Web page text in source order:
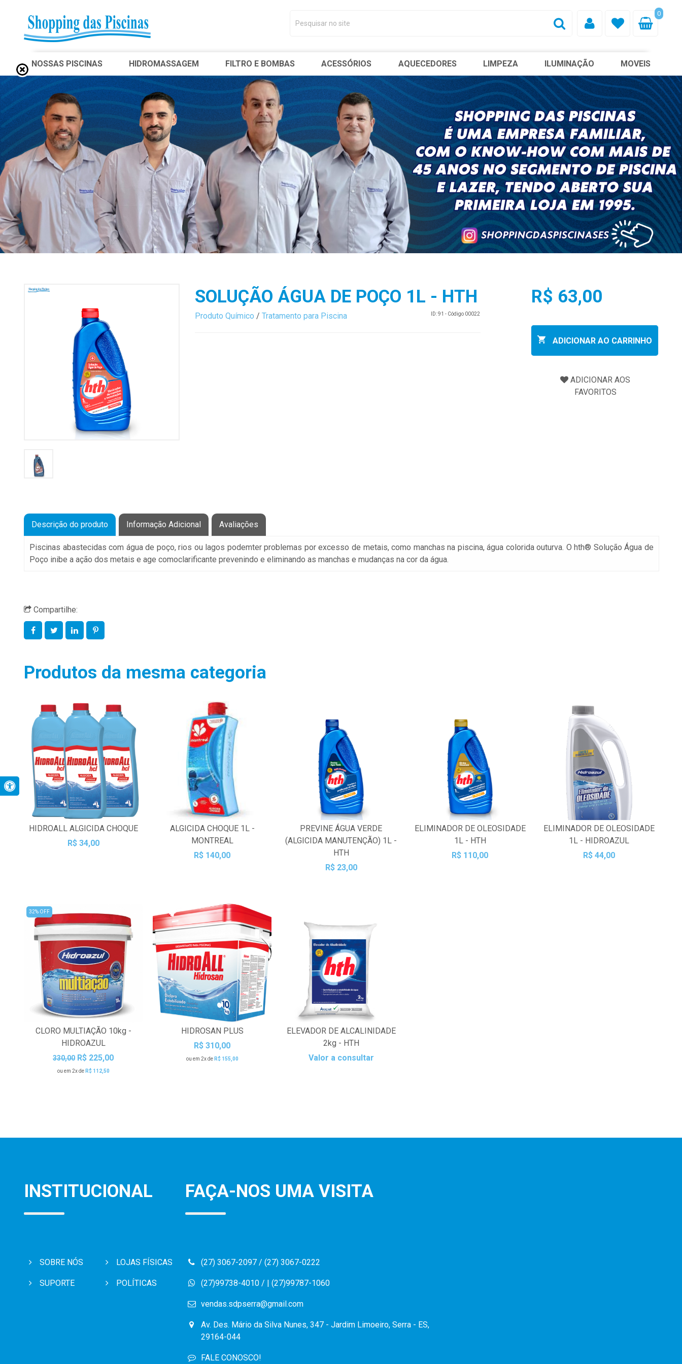
0
NOSSAS PISCINAS HIDROMASSAGEM FILTRO E BOMBAS ACESSÓRIOS AQUECEDORES LIMPEZA ILUMINAÇÃO MOVEIS
SOLUÇÃO ÁGUA DE POÇO 1L - HTH
Produto Químico / Tratamento para Piscina ID: 91 - Código 00022
R$ 63,00
ADICIONAR AO CARRINHO
Descrição do produto Informação Adicional Avaliações
Piscinas abastecidas com água de poço, rios ou lagos podemter problemas por excesso de metais, como manchas na piscina, água colorida outurva. O hth® Solução Água de
Poço inibe a ação dos metais e age comoclarificante prevenindo e eliminando as manchas e mudanças na cor da água.
Compartilhe:
Produtos da mesma categoria
HIDROALL ALGICIDA CHOQUE
R$ 34,00
ALGICIDA CHOQUE 1L -
MONTREAL
R$ 140,00
PREVINE ÁGUA VERDE
(ALGICIDA MANUTENÇÃO) 1L -
HTH
R$ 23,00
ELIMINADOR DE OLEOSIDADE
1L - HTH
R$ 110,00
ELIMINADOR DE OLEOSIDADE
1L - HIDROAZUL
R$ 44,00
32% OFF
CLORO MULTIAÇÃO 10kg -
HIDROAZUL
330,00 R$ 225,00
ou em 2x de R$ 112,50
HIDROSAN PLUS
R$ 310,00
ou em 2x de R$ 155,00
ELEVADOR DE ALCALINIDADE
2kg - HTH
Valor a consultar
INSTITUCIONAL
SOBRE NÓS LOJAS FÍSICAS
SUPORTE POLÍTICAS
FAÇA-NOS UMA VISITA
(27) 3067-2097 / (27) 3067-0222
(27)99738-4010 / | (27)99787-1060
vendas.sdpserra@gmail.com
Av. Des. Mário da Silva Nunes, 347 - Jardim Limoeiro, Serra - ES,
29164-044
FALE CONOSCO!